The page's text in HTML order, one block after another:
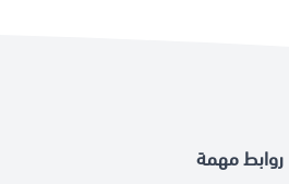
روابط مهمة